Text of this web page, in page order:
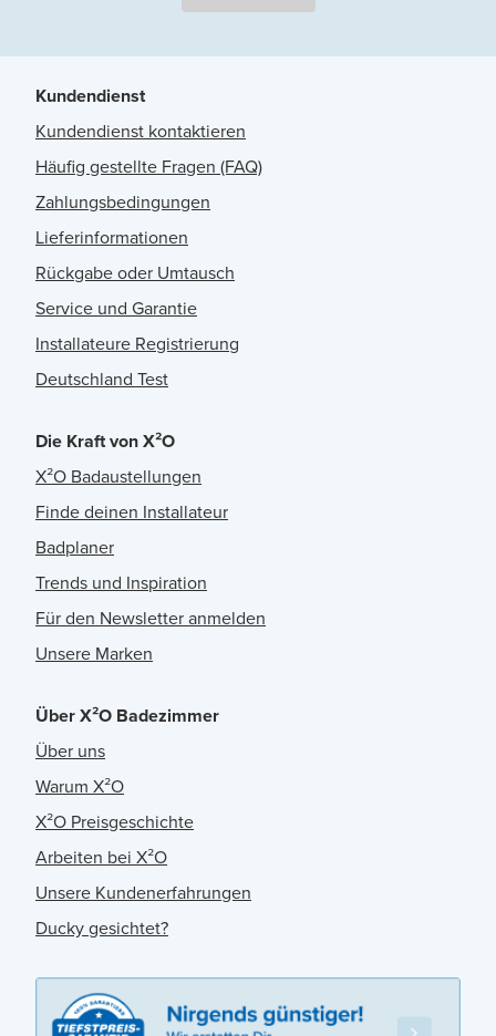
Kundendienst
Kundendienst kontaktieren
Häufig gestellte Fragen (FAQ)
Zahlungsbedingungen
Lieferinformationen
Rückgabe oder Umtausch
Service und Garantie
Installateure Registrierung
Deutschland Test
Die Kraft von X²O
X²O Badaustellungen
Finde deinen Installateur
Badplaner
Trends und Inspiration
Für den Newsletter anmelden
Unsere Marken
Über X²O Badezimmer
Über uns
Warum X²O
X²O Preisgeschichte
Arbeiten bei X²O
Unsere Kundenerfahrungen
Ducky gesichtet?